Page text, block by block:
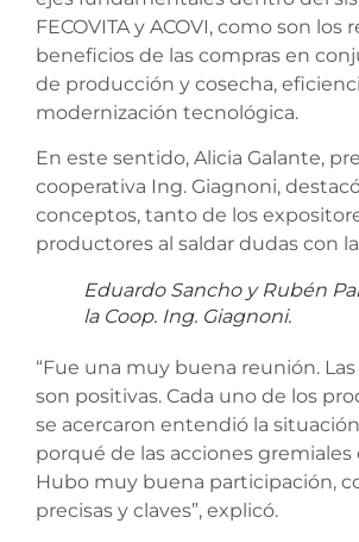
FECOVITA y ACOVI, como son los
beneficios de las compras en
de producción y cosecha,
modernización tecnológica.
En este sentido, Alicia Galante,
cooperativa Ing. Giagnoni,
conceptos, tanto de los
productores al saldar dudas con
Eduardo Sancho y Rubén
la Coop. Ing. Giagnoni.
“Fue una muy buena reunión.
son positivas. Cada uno de los
se acercaron entendió la
porqué de las acciones gremiales
Hubo muy buena participación,
precisas y claves”, explicó.